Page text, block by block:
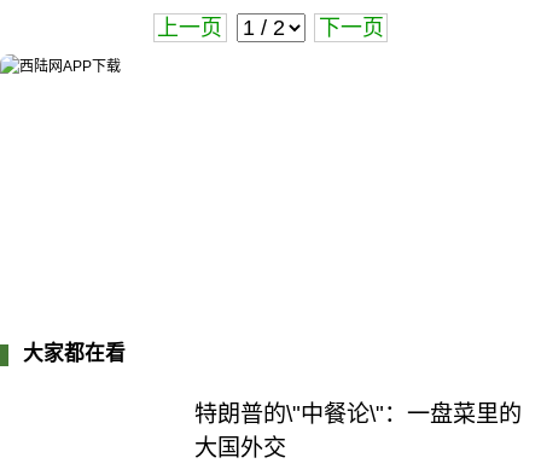
上一页 下一页
大家都在看
特朗普的\"中餐论\"：一盘菜里的
大国外交